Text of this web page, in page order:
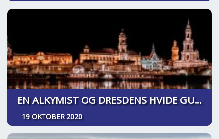
EN ALKYMIST OG DRESDENS HVIDE GULD
19 OKTOBER 2020